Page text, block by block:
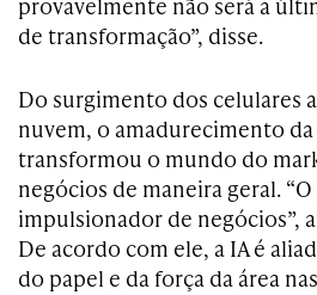
de transformação”, disse.
Do surgimento dos celulares
nuvem, o amadurecimento
transformou o mundo do
negócios de maneira geral.
impulsionador de negócios”,
De acordo com ele, a IA é
do papel e da força da área